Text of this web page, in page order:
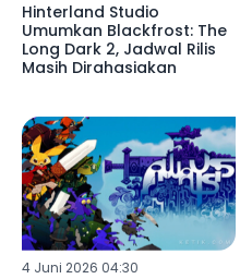
Hinterland Studio
Umumkan Blackfrost: The
Long Dark 2, Jadwal Rilis
Masih Dirahasiakan
4 Juni 2026 04:30